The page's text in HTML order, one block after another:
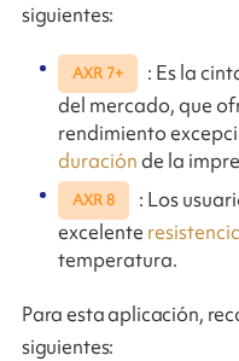
siguientes:
AXR 7+
: Es la
del mercado, que
rendimiento
duraciónde la
AXR 8
: Los
excelente
temperatura.
Para esta aplicación,
siguientes: